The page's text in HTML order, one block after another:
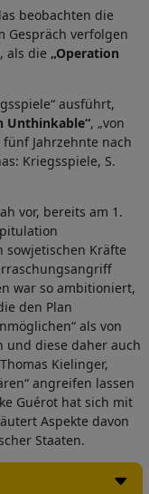
beobachten die
Gespräch verfolgen
als die „Operation
ausführt,
Unthinkable“, „von
Jahrzehnte nach
Kriegsspiele, S.
vor, bereits am 1.
sowjetischen Kräfte
war so ambitioniert,
den Plan
als von
und diese daher auch
Kielinger,
angreifen lassen
Guérot hat sich mit
Aspekte davon
Staaten.